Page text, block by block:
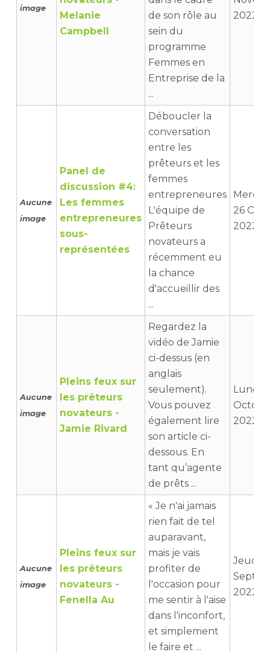
image
Melanie
Campbell
de son rôle au
sein du
programme
Femmes en
Entreprise de la
...
2022
Aucune
image
Panel de
discussion #4:
Les femmes
entrepreneures
sous-
représentées
Déboucler la
conversation
entre les
prêteurs et les
femmes
entrepreneures
L'équipe de
Prêteurs
novateurs a
récemment eu
la chance
d'accueillir des
...
26
2022
Aucune
image
Pleins feux sur
les prêteurs
novateurs -
Jamie Rivard
Regardez la
vidéo de Jamie
ci-dessus (en
anglais
seulement).
Vous pouvez
également lire
son article ci-
dessous. En
tant qu’agente
de prêts ...
Lundi
2022
Aucune
image
Pleins feux sur
les prêteurs
novateurs -
Fenella Au
« Je n'ai jamais
rien fait de tel
auparavant,
mais je vais
profiter de
l'occasion pour
me sentir à l'aise
dans l'inconfort,
et simplement
le faire et ...
Jeudi
2022